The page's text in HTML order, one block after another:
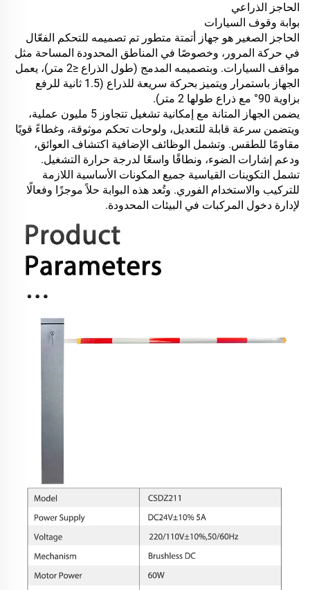
الحاجز الذراعي
بوابة وقوف السيارات
الحاجز الصغير هو جهاز أتمتة متطور تم تصميمه للتحكم الفعّال
في حركة المرور، وخصوصًا في المناطق المحدودة المساحة مثل
مواقف السيارات. وبتصميمه المدمج (طول الذراع ≤2 متر)، يعمل
الجهاز باستمرار ويتميز بحركة سريعة للذراع (1.5 ثانية للرفع
بزاوية 90° مع ذراع طولها 2 متر).
يضمن الجهاز المتانة مع إمكانية تشغيل تتجاوز 5 مليون عملية،
ويتضمن سرعة قابلة للتعديل، ولوحات تحكم موثوقة، وغطاءً قويًا
مقاومًا للطقس. وتشمل الوظائف الإضافية اكتشاف العوائق،
ودعم إشارات الضوء، ونطاقًا واسعًا لدرجة حرارة التشغيل.
تشمل التكوينات القياسية جميع المكونات الأساسية اللازمة
للتركيب والاستخدام الفوري. وتُعد هذه البوابة حلاً موجزًا وفعالًا
لإدارة دخول المركبات في البيئات المحدودة.